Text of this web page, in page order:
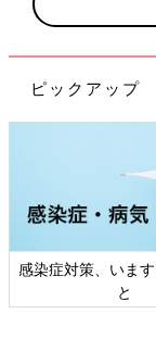
ピックアップ
感染症対策、いま
と